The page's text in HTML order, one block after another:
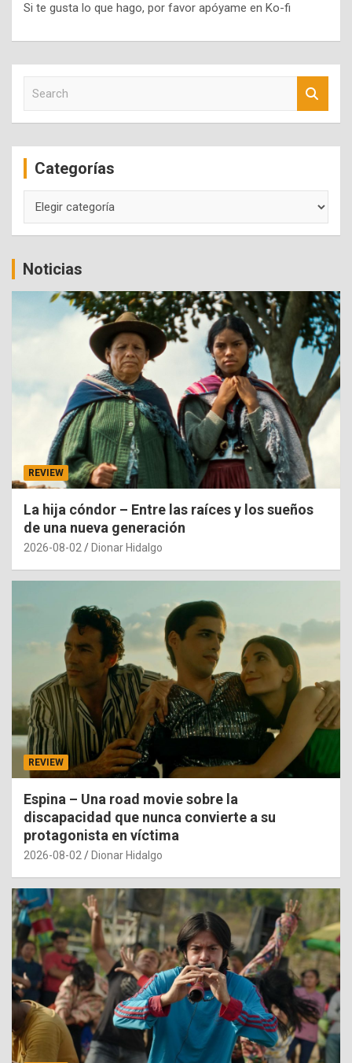
Si te gusta lo que hago, por favor apóyame en Ko-fi
c
Categorías
Noticias
REVIEW
La hija cóndor – Entre las raíces y los sueños
de una nueva generación
2026-08-02 Dionar Hidalgo
REVIEW
Espina – Una road movie sobre la
discapacidad que nunca convierte a su
protagonista en víctima
2026-08-02 Dionar Hidalgo